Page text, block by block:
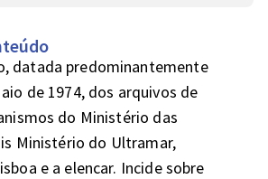
datada predominantemente
de 1974, dos arquivos de
do Ministério das
Ministério do Ultramar,
e a elencar. Incide sobre